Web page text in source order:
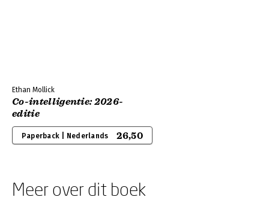
Ethan Mollick
Co-intelligentie: 2026-
editie
Paperback | Nederlands 26,50
Meer over dit boek